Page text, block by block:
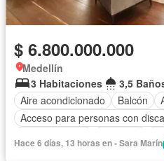
$ 6.800.000.000
Medellín
3 Habitaciones
3,5
Aire acondicionado
Balcón
Acceso para personas con
Seguridad
Hace 6 días, 13 horas en - Sara Marín